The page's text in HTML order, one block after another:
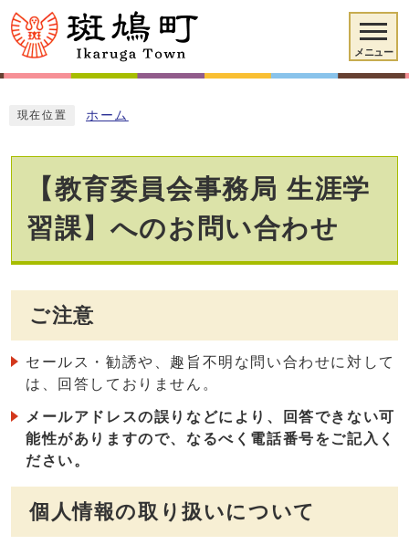
メニュー
現在位置 ホーム
【教育委員会事務局 生涯学
習課】へのお問い合わせ
ご注意
セールス・勧誘や、趣旨不明な問い合わせに対して
は、回答しておりません。
メールアドレスの誤りなどにより、回答できない可
能性がありますので、なるべく電話番号をご記入く
ださい。
個人情報の取り扱いについて